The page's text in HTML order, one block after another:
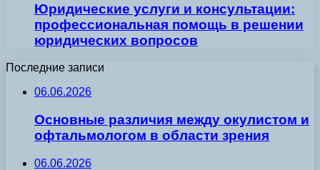
Юридические услуги и консультации:
профессиональная помощь в решении
юридических вопросов
Последние записи
06.06.2026
Основные различия между окулистом и
офтальмологом в области зрения
06.06.2026